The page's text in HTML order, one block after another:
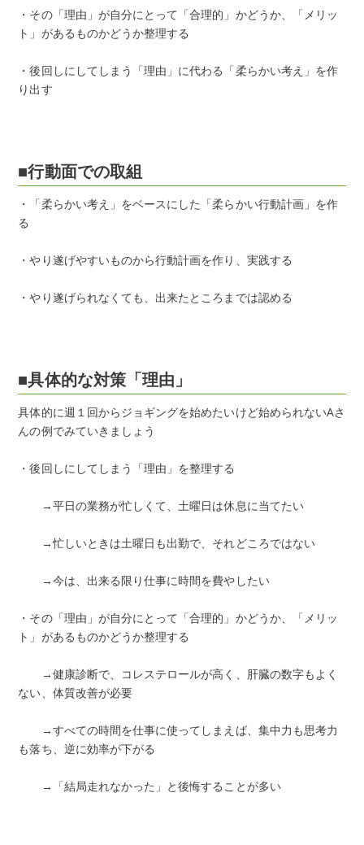
・その「理由」が自分にとって「合理的」かどうか、「メリッ
ト」があるものかどうか整理する
・後回しにしてしまう「理由」に代わる「柔らかい考え」を作
り出す
■行動面での取組
・「柔らかい考え」をベースにした「柔らかい行動計画」を作
る
・やり遂げやすいものから行動計画を作り、実践する
・やり遂げられなくても、出来たところまでは認める
■具体的な対策「理由」
具体的に週１回からジョギングを始めたいけど始められないAさ
んの例でみていきましょう
・後回しにしてしまう「理由」を整理する
→平日の業務が忙しくて、土曜日は休息に当てたい
→忙しいときは土曜日も出勤で、それどころではない
→今は、出来る限り仕事に時間を費やしたい
・その「理由」が自分にとって「合理的」かどうか、「メリッ
ト」があるものかどうか整理する
→健康診断で、コレステロールが高く、肝臓の数字もよく
ない、体質改善が必要
→すべての時間を仕事に使ってしまえば、集中力も思考力
も落ち、逆に効率が下がる
→「結局走れなかった」と後悔することが多い